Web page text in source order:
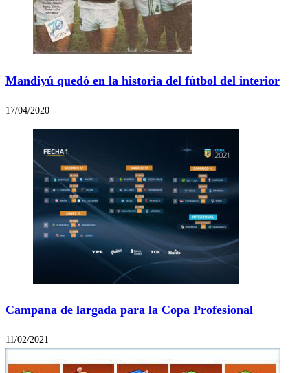
Mandiyú quedó en la historia del fútbol del interior
17/04/2020
Campana de largada para la Copa Profesional
11/02/2021